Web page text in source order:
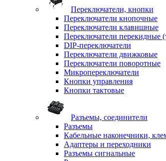
Переключатели, кнопки
Переключатели кнопочные
Переключатели клавишные
Переключатели перекидные
DIP-переключатели
Переключатели движковые
Переключатели поворотные
Микропереключатели
Кнопки управления
Кнопки тактовые
Разъемы, соединители
Разъемы
Кабельные наконечники,
Адаптеры и переходники
Разъемы сигнальные